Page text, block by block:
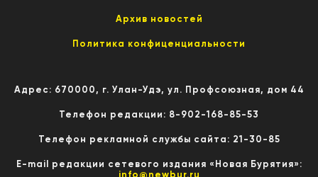
Архив новостей
Политика конфиценциальности
Адрес: 670000, г. Улан-Удэ, ул. Профсоюзная, дом 44
Телефон редакции: 8-902-168-85-53
Телефон рекламной службы сайта: 21-30-85
E-mail редакции сетевого издания «Новая Бурятия»:
info@newbur.ru